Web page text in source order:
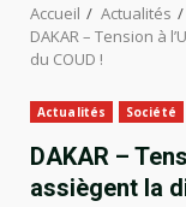
Accueil Actualités
DAKAR – Tension à
du COUD !
Actualités Société
DAKAR –
assiègent la